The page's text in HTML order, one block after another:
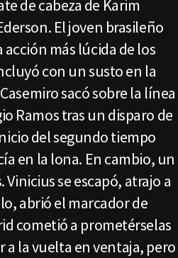
de cabeza de Karim
El joven brasileño
más lúcida de los
con un susto en la
sacó sobre la línea
Ramos tras un disparo de
del segundo tiempo
en la lona. En cambio, un
se escapó, atrajo a
abrió el marcador de
cometió a prometérselas
a la vuelta en ventaja, pero